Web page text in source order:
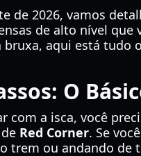
de 2026, vamos
de alto nível
aqui está tudo
O
com a isca, você
Red Corner. Se
trem ou andando de